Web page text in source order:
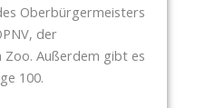
Oberbürgermeisters
der
Außerdem gibt es
100.